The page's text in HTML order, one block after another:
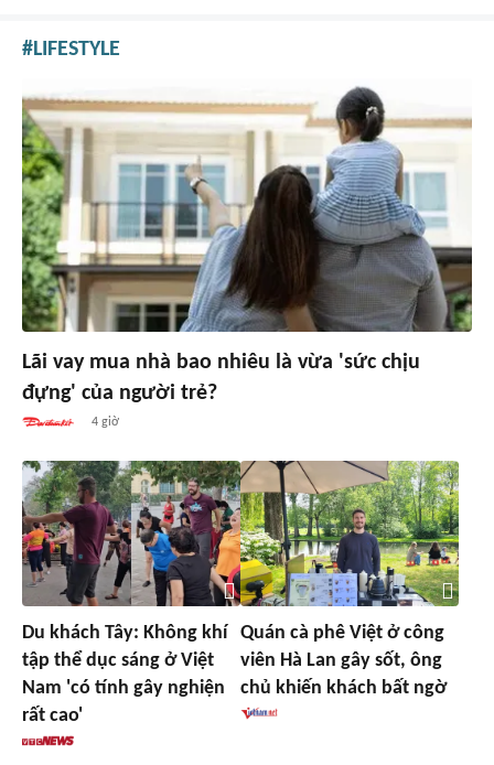
LIFESTYLE
Lãi vay mua nhà bao nhiêu là vừa 'sức chịu
đựng' của người trẻ?
4 giờ
Du khách Tây: Không khí
tập thể dục sáng ở Việt
Nam 'có tính gây nghiện
rất cao'
Quán cà phê Việt ở công
viên Hà Lan gây sốt, ông
chủ khiến khách bất ngờ